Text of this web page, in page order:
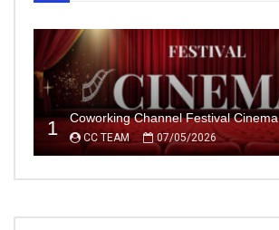
1 Coworking Channel Festival Cinema
CC TEAM 07/05/2026